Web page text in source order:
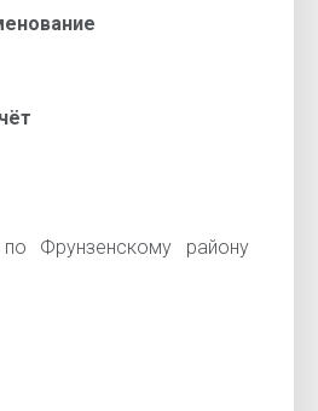
Фрунзенскому району